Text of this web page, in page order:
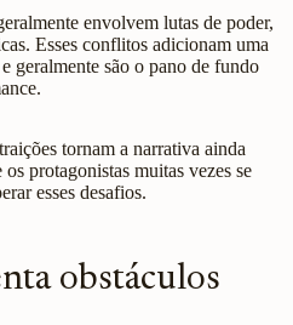
envolvem lutas de poder,
Esses conflitos adicionam uma
geralmente são o pano de fundo
tornam a narrativa ainda
protagonistas muitas vezes se
esses desafios.
obstáculos